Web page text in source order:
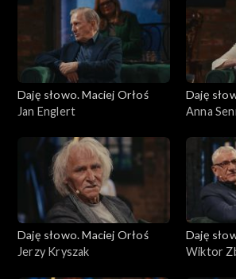
Daję słowo. Maciej Orłoś
Jan Englert
Daję
Anna
Daję słowo. Maciej Orłoś
Jerzy Kryszak
Daję
Wiktor